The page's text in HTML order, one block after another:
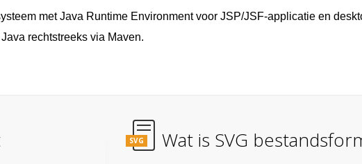
met Java Runtime Environment voor JSP/JSF-applicatie en
rechtstreeks via Maven.
SVG Wat is SVG